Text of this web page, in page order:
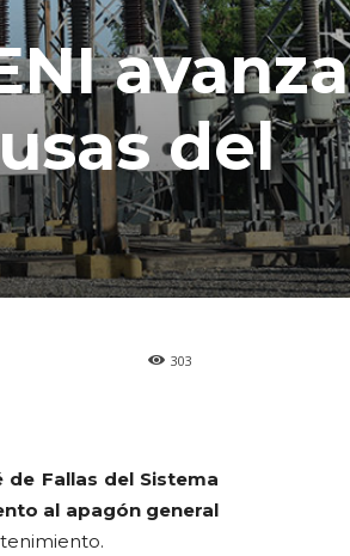
avanza
del
303
de Fallas del Sistema
al apagón general